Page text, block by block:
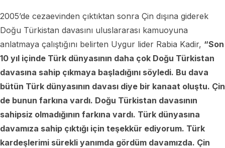
2005’de cezaevinden çıktıktan sonra Çin dışına giderek
Doğu Türkistan davasını uluslararası kamuoyuna
anlatmaya çalıştığını belirten Uygur lider Rabia Kadir, “Son
10 yıl içinde Türk dünyasının daha çok Doğu Türkistan
davasına sahip çıkmaya başladığını söyledi. Bu dava
bütün Türk dünyasının davası diye bir kanaat oluştu. Çin
de bunun farkına vardı. Doğu Türkistan davasının
sahipsiz olmadığının farkına vardı. Türk dünyasına
davamıza sahip çıktığı için teşekkür ediyorum. Türk
kardeşlerimi sürekli yanımda gördüm davamızda. Çin